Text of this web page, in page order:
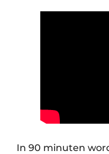
In 90 minuten